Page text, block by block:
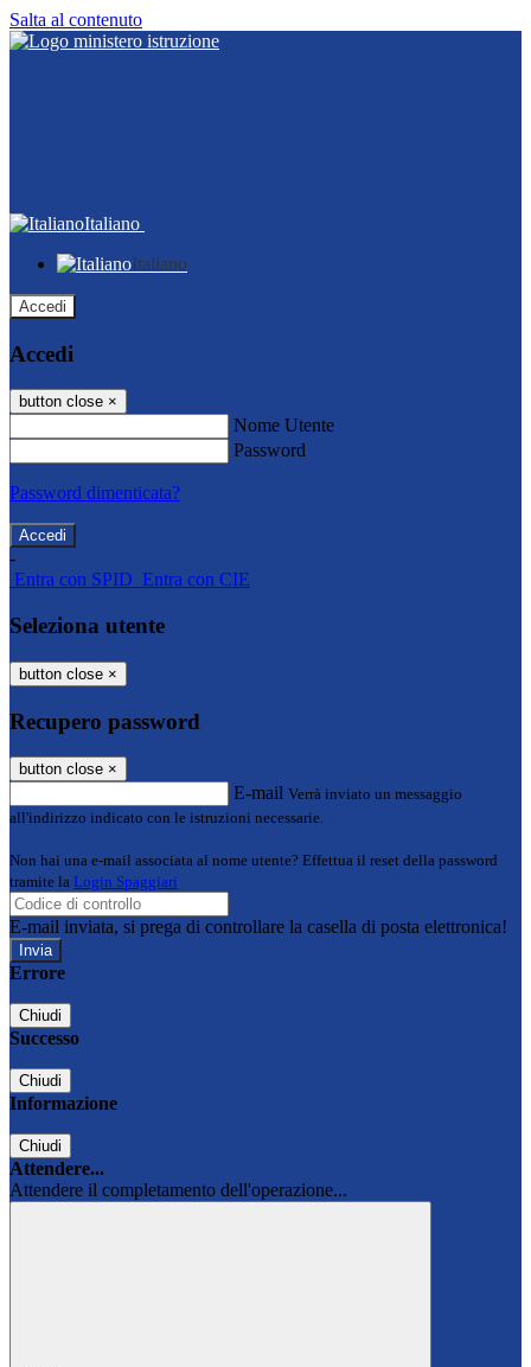
Salta al contenuto
Italiano
Italiano
Accedi
Accedi
button close ×
Nome Utente
Password
Password dimenticata?
-
Entra con SPID Entra con CIE
Seleziona utente
button close ×
Recupero password
button close ×
E-mail Verrà inviato un messaggio
all'indirizzo indicato con le istruzioni necessarie.
Non hai una e-mail associata al nome utente? Effettua il reset della password
tramite la Login Spaggiari
E-mail inviata, si prega di controllare la casella di posta elettronica!
Errore
Chiudi
Successo
Chiudi
Informazione
Chiudi
Attendere...
Attendere il completamento dell'operazione...